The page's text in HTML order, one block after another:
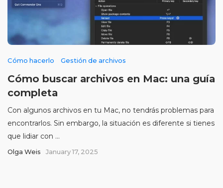
Cómo hacerlo Gestión de archivos
Cómo buscar archivos en Mac: una guía
completa
Con algunos archivos en tu Mac, no tendrás problemas para
encontrarlos. Sin embargo, la situación es diferente si tienes
que lidiar con ...
Olga Weis January 17, 2025